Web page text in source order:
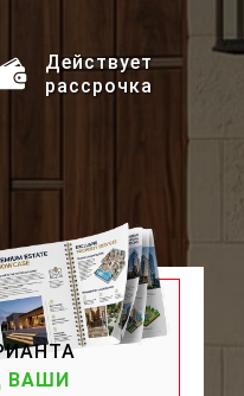
ВАШИ
Действует
рассрочка